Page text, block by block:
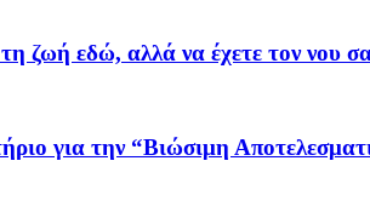
ζωή εδώ, αλλά να έχετε τον νου
για την “Βιώσιμη